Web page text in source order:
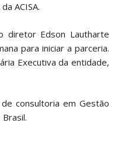
ACISA.
diretor Edson Lautharte
para iniciar a parceria.
Executiva da entidade,
consultoria em Gestão